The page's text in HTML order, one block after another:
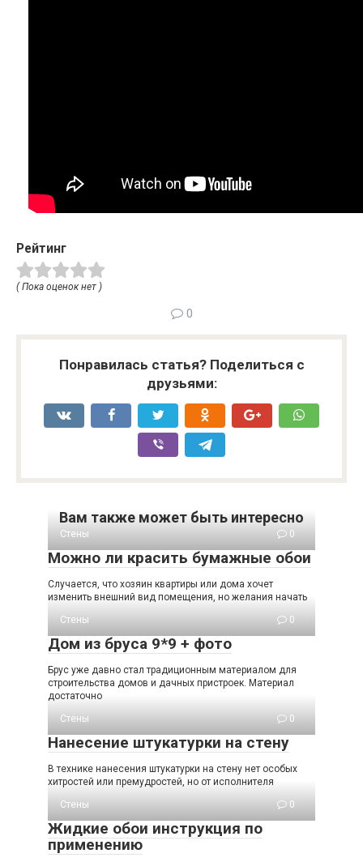
Рейтинг
( Пока оценок нет )
0
Понравилась статья? Поделиться с
друзьями:
Вам также может быть интересно
Стены 0
Можно ли красить бумажные обои
Случается, что хозяин квартиры или дома хочет
изменить внешний вид помещения, но желания начать
Стены
0
Дом из бруса 9*9 + фото
Брус уже давно стал традиционным материалом для
строительства домов и дачных пристроек. Материал
достаточно
Стены
0
Нанесение штукатурки на стену
В технике нанесения штукатурки на стену нет особых
хитростей или премудростей, но от исполнителя
Стены
0
Жидкие обои инструкция по
применению